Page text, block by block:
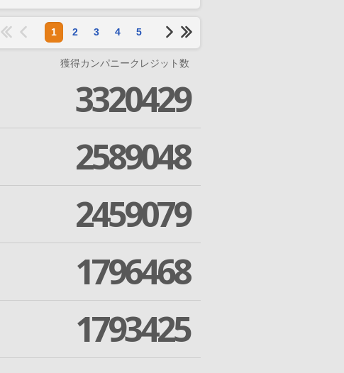
1 2 3 4 5
獲得カンパニークレジット数
3320429
2589048
2459079
1796468
1793425